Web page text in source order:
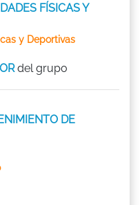
FÍSICAS Y
y Deportivas
del grupo
DE